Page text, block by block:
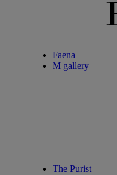
Faena
M gallery
The Purist